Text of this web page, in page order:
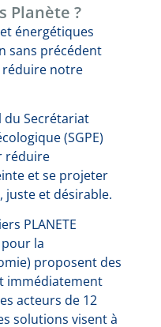
Planète ?
énergétiques
sans précédent
notre
du Secrétariat
(SGPE)
réduire
et se projeter
juste et désirable.
PLANETE
la
proposent des
immédiatement
acteurs de 12
solutions visent à